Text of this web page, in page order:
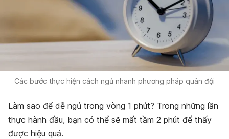
Các bước thực hiện cách ngủ nhanh phương pháp quân đội
Làm sao để dễ ngủ trong vòng 1 phút? Trong những lần
thực hành đầu, bạn có thể sẽ mất tầm 2 phút để thấy
được hiệu quả.